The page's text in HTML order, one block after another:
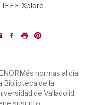
IEEE Xplore
normas al día
Biblioteca de la
de Valladolid
suscrito